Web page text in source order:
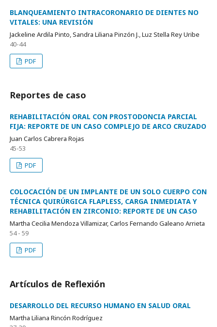
BLANQUEAMIENTO INTRACORONARIO DE DIENTES NO
VITALES: UNA REVISIÓN
Jackeline Ardila Pinto, Sandra Liliana Pinzón J., Luz Stella Rey Uribe
40-44
PDF
Reportes de caso
REHABILITACIÓN ORAL CON PROSTODONCIA PARCIAL
FIJA: REPORTE DE UN CASO COMPLEJO DE ARCO CRUZADO
Juan Carlos Cabrera Rojas
45-53
PDF
COLOCACIÓN DE UN IMPLANTE DE UN SOLO CUERPO CON
TÉCNICA QUIRÚRGICA FLAPLESS, CARGA INMEDIATA Y
REHABILITACIÓN EN ZIRCONIO: REPORTE DE UN CASO
Martha Cecilia Mendoza Villamizar, Carlos Fernando Galeano Arrieta
54 - 59
PDF
Artículos de Reflexión
DESARROLLO DEL RECURSO HUMANO EN SALUD ORAL
Martha Liliana Rincón Rodríguez